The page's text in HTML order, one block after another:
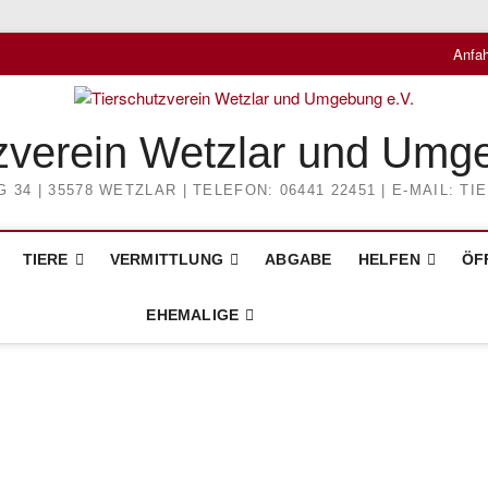
Wetzlar und
34 | 35578 WETZLAR | TELEFON: 06441 22451 | E-MAIL:
TIERE VERMITTLUNG ABGABE HELFEN
EHEMALIGE